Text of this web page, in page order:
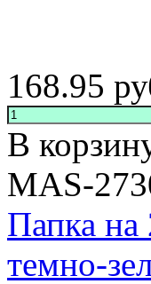
168.95
В
MAS-
Папка
темно-